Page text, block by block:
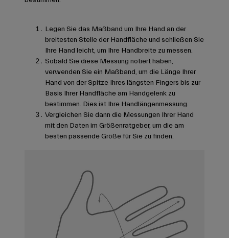
Legen Sie das Maßband um Ihre Hand an der
breitesten Stelle der Handfläche und schließen Sie
Ihre Hand leicht, um Ihre Handbreite zu messen.
Sobald Sie diese Messung notiert haben,
verwenden Sie ein Maßband, um die Länge Ihrer
Hand von der Spitze Ihres längsten Fingers bis zur
Basis Ihrer Handfläche am Handgelenk zu
bestimmen. Dies ist Ihre Handlängenmessung.
Vergleichen Sie dann die Messungen Ihrer Hand
mit den Daten im Größenratgeber, um die am
besten passende Größe für Sie zu finden.